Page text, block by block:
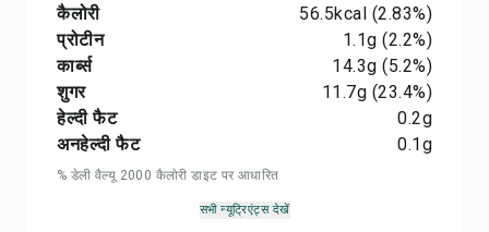
कैलोरी 56.5kcal (2.83%)
प्रोटीन
1.1g (2.2%)
कार्ब्स
14.3g (5.2%)
शुगर
11.7g (23.4%)
हेल्दी फैट
0.2g
अनहेल्दी फैट
0.1g
% डेली वैल्यू 2000 कैलोरी डाइट पर आधारित
सभी न्यूट्रिएंट्स देखें